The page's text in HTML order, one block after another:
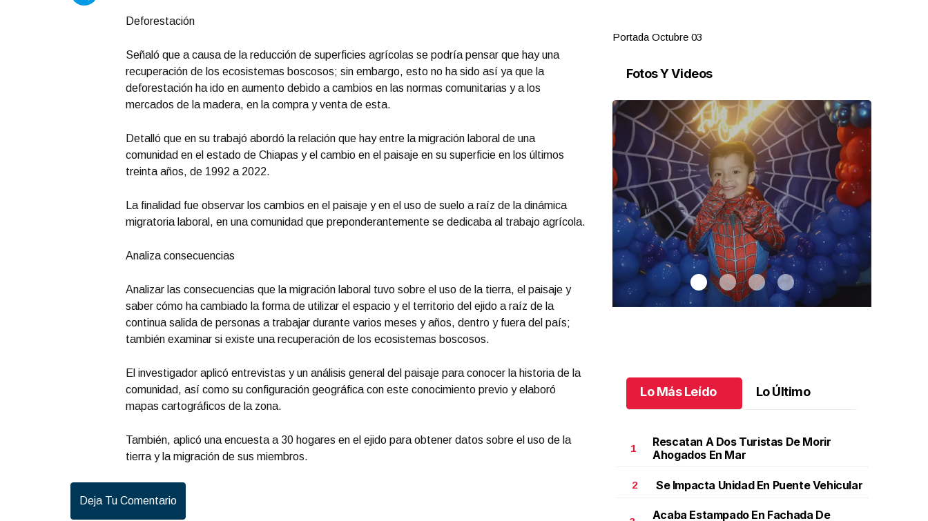
Deforestación
Señaló que a causa de la reducción de superficies agrícolas se podría pensar que hay una
recuperación de los ecosistemas boscosos; sin embargo, esto no ha sido así ya que la
deforestación ha ido en aumento debido a cambios en las normas comunitarias y a los
mercados de la madera, en la compra y venta de esta.
Detalló que en su trabajó abordó la relación que hay entre la migración laboral de una
comunidad en el estado de Chiapas y el cambio en el paisaje en su superficie en los últimos
treinta años, de 1992 a 2022.
La finalidad fue observar los cambios en el paisaje y en el uso de suelo a raíz de la dinámica
migratoria laboral, en una comunidad que preponderantemente se dedicaba al trabajo agrícola.
Analiza consecuencias
Analizar las consecuencias que la migración laboral tuvo sobre el uso de la tierra, el paisaje y
saber cómo ha cambiado la forma de utilizar el espacio y el territorio del ejido a raíz de la
continua salida de personas a trabajar durante varios meses y años, dentro y fuera del país;
también examinar si existe una recuperación de los ecosistemas boscosos.
El investigador aplicó entrevistas y un análisis general del paisaje para conocer la historia de la
comunidad, así como su configuración geográfica con este conocimiento previo y elaboró
mapas cartográficos de la zona.
También, aplicó una encuesta a 30 hogares en el ejido para obtener datos sobre el uso de la
tierra y la migración de sus miembros.
Deja Tu Comentario
Portada Octubre 03
Fotos Y Videos
Santiago cumplió 3 años.Santiago cumplió 3 años
Lo Más Leído Lo Último
1
Rescatan A Dos Turistas De Morir
Ahogados En Mar
2 Se Impacta Unidad En Puente Vehicular
Acaba Estampado En Fachada De